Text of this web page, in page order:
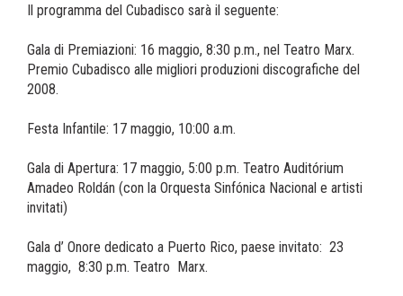
Il programma del Cubadisco sarà il seguente:
Gala di Premiazioni: 16 maggio, 8:30 p.m., nel Teatro Marx.
Premio Cubadisco alle migliori produzioni discografiche del
2008.
Festa Infantile: 17 maggio, 10:00 a.m.
Gala di Apertura: 17 maggio, 5:00 p.m. Teatro Auditórium
Amadeo Roldán (con la Orquesta Sinfónica Nacional e artisti
invitati)
Gala d’ Onore dedicato a Puerto Rico, paese invitato: 23
maggio, 8:30 p.m. Teatro Marx.